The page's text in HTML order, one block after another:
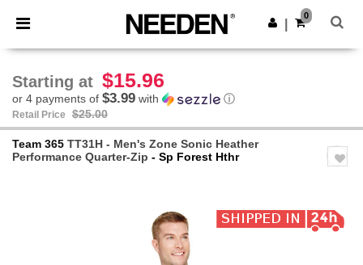
× Needen App
Better prices on app!
Get the app
0
Starting at $15.96
or 4 payments of $3.99 with ⓘ
Retail Price $25.00
Team 365 TT31H - Men's Zone Sonic Heather
Performance Quarter-Zip - Sp Forest Hthr